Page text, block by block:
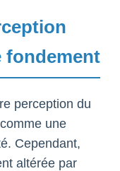
influence
nos
choix
quotidiens
11-
fondement
perception du
une
Cependant,
altérée par